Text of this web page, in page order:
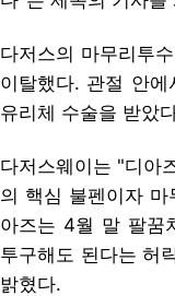
다저스의 마무리투
이탈했다. 관절 안
유리체 수술을 받았
다저스웨이는 "디아
의 핵심 불펜이자
아즈는 4월 말 팔꿈
투구해도 된다는 허
밝혔다.